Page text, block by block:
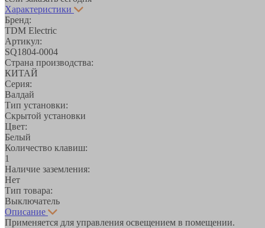
Характеристики
Бренд:
TDM Electric
Артикул:
SQ1804-0004
Страна производства:
КИТАЙ
Серия:
Валдай
Тип установки:
Скрытой установки
Цвет:
Белый
Количество клавиш:
1
Наличие заземления:
Нет
Тип товара:
Выключатель
Описание
Применяется для управления освещением в помещении.